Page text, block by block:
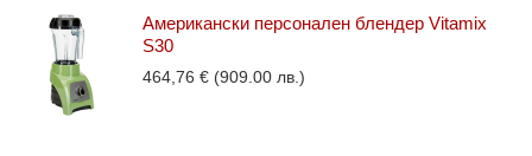
Американски персонален блендер Vitamix
S30
464,76 € (909.00 лв.)